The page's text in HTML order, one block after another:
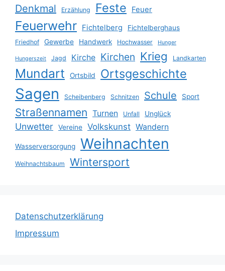
Denkmal Erzählung Feste Feuer
Feuerwehr Fichtelberg Fichtelberghaus
Friedhof Gewerbe Handwerk Hochwasser Hunger
Hungerszeit Jagd Kirche Kirchen Krieg Landkarten
Mundart Ortsbild Ortsgeschichte
Sagen Scheibenberg Schnitzen Schule Sport
Straßennamen Turnen Unfall Unglück
Unwetter Vereine Volkskunst Wandern
Wasserversorgung Weihnachten
Weihnachtsbaum Wintersport
Datenschutzerklärung
Impressum